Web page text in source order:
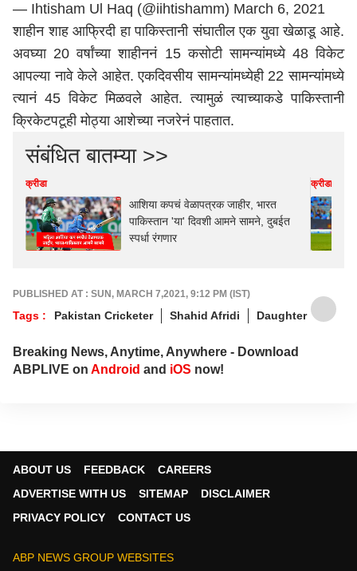
— Ihtisham Ul Haq (@iihtishamm) March 6, 2021
शाहीन शाह आफ्रिदी हा पाकिस्तानी संघातील एक युवा खेळाडू आहे.
अवघ्या 20 वर्षांच्या शाहीननं 15 कसोटी सामन्यांमध्ये 48 विकेट
आपल्या नावे केले आहेत. एकदिवसीय सामन्यांमध्येही 22 सामन्यांमध्ये
त्यानं 45 विकेट मिळवले आहेत. त्यामुळं त्याच्याकडे पाकिस्तानी
क्रिकेटपटूही मोठ्या आशेच्या नजरेनं पाहतात.
संबंधित बातम्या >>
क्रीडा
आशिया कपचं वेळापत्रक जाहीर, भारत
पाकिस्तान 'या' दिवशी आमने सामने, दुबईत
स्पर्धा रंगणार
क्रीडा
PUBLISHED AT : SUN, MARCH 7,2021, 9:12 PM (IST)
Tags : Pakistan Cricketer Shahid Afridi Daughter
Breaking News, Anytime, Anywhere - Download
ABPLIVE on Android and iOS now!
ABOUT US FEEDBACK
CAREERS
ADVERTISE WITH US
SITEMAP
DISCLAIMER
PRIVACY POLICY
CONTACT US
ABP NEWS GROUP WEBSITES